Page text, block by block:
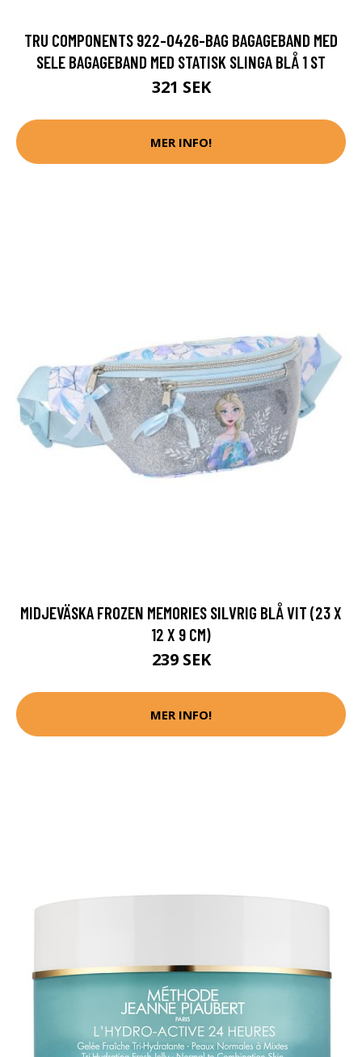
TRU COMPONENTS 922-0426-BAG BAGAGEBAND MED
SELE BAGAGEBAND MED STATISK SLINGA BLÅ 1 ST
321 SEK
MER INFO!
MIDJEVÄSKA FROZEN MEMORIES SILVRIG BLÅ VIT (23 X
12 X 9 CM)
239 SEK
MER INFO!